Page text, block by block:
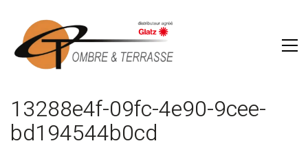
13288e4f-09fc-4e90-9cee-
bd194544b0cd